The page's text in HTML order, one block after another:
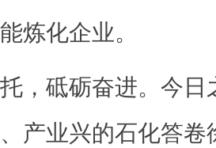
炼化企业。
砥砺奋进。今日
产业兴的石化答